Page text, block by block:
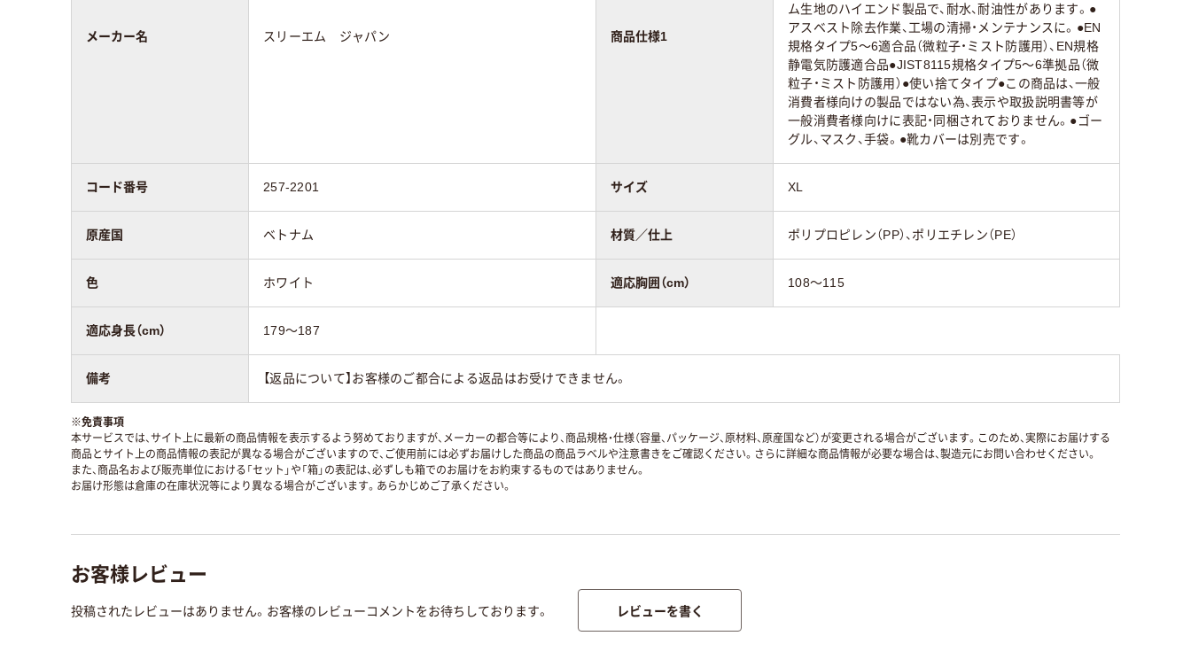
メーカー名 スリーエム ジャパン 商品仕様1
ム生地のハイエンド製品で、耐水、耐油性があります。●
アスベスト除去作業、工場の清掃・メンテナンスに。●EN
規格タイプ5～6適合品（微粒子・ミスト防護用）、EN規格
静電気防護適合品●JIST8115規格タイプ5～6準拠品（微
粒子・ミスト防護用）●使い捨てタイプ●この商品は、一般
消費者様向けの製品ではない為、表示や取扱説明書等が
一般消費者様向けに表記・同梱されておりません。●ゴー
グル、マスク、手袋。●靴カバーは別売です。
コード番号 257-2201 サイズ XL
原産国 ベトナム 材質／仕上 ポリプロピレン（PP）、ポリエチレン（PE）
色 ホワイト 適応胸囲（cm） 108～115
適応身長（cm） 179～187
備考 【返品について】お客様のご都合による返品はお受けできません。
※免責事項
本サービスでは、サイト上に最新の商品情報を表示するよう努めておりますが、メーカーの都合等により、商品規格・仕様（容量、パッケージ、原材料、原産国など）が変更される場合がございます。このため、実際にお届けする
商品とサイト上の商品情報の表記が異なる場合がございますので、ご使用前には必ずお届けした商品の商品ラベルや注意書きをご確認ください。さらに詳細な商品情報が必要な場合は、製造元にお問い合わせください。
また、商品名および販売単位における「セット」や「箱」の表記は、必ずしも箱でのお届けをお約束するものではありません。
お届け形態は倉庫の在庫状況等により異なる場合がございます。あらかじめご了承ください。
お客様レビュー
投稿されたレビューはありません。お客様のレビューコメントをお待ちしております。 レビューを書く